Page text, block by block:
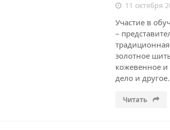
11 октября
Участие в
–
золотное
кожевенное
дело и другое.
Читать